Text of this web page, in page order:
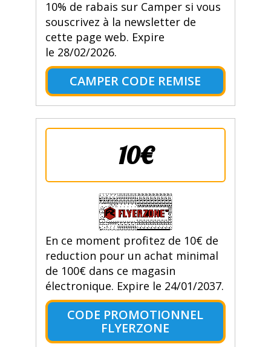
10% de rabais sur Camper si vous
souscrivez à la newsletter de
cette page web. Expire
le 28/02/2026.
CAMPER CODE REMISE
10€
En ce moment profitez de 10€ de
reduction pour un achat minimal
de 100€ dans ce magasin
électronique. Expire le 24/01/2037.
CODE PROMOTIONNEL
FLYERZONE